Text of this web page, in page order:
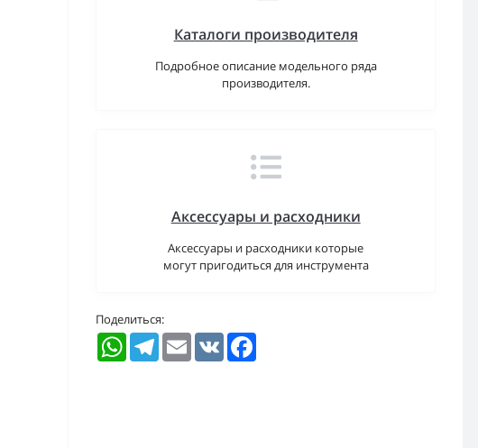
Каталоги производителя
Подробное описание модельного ряда
производителя.
Аксессуары и расходники
Аксессуары и расходники которые
могут пригодиться для инструмента
Поделиться:
WhatsAppTelegramEmail VK